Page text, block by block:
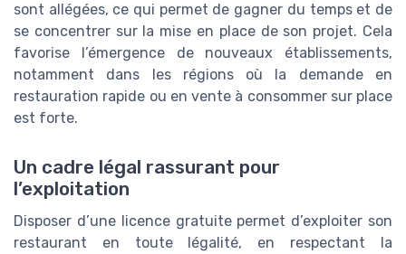
sont allégées, ce qui permet de gagner du temps et de
se concentrer sur la mise en place de son projet. Cela
favorise l’émergence de nouveaux établissements,
notamment dans les régions où la demande en
restauration rapide ou en vente à consommer sur place
est forte.
Un cadre légal rassurant pour
l’exploitation
Disposer d’une licence gratuite permet d’exploiter son
restaurant en toute légalité, en respectant la